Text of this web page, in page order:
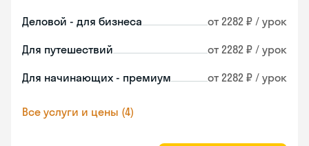
Деловой - для бизнеса от 2282 ₽ / урок
Для путешествий от 2282 ₽ / урок
Для начинающих - премиум от 2282 ₽ / урок
Все услуги и цены (4)